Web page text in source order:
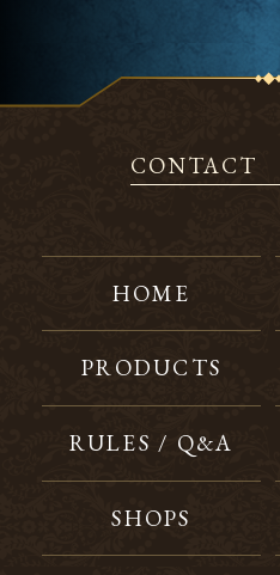
CONTACT
HOME
PRODUCTS
RULES / Q&A
SHOPS